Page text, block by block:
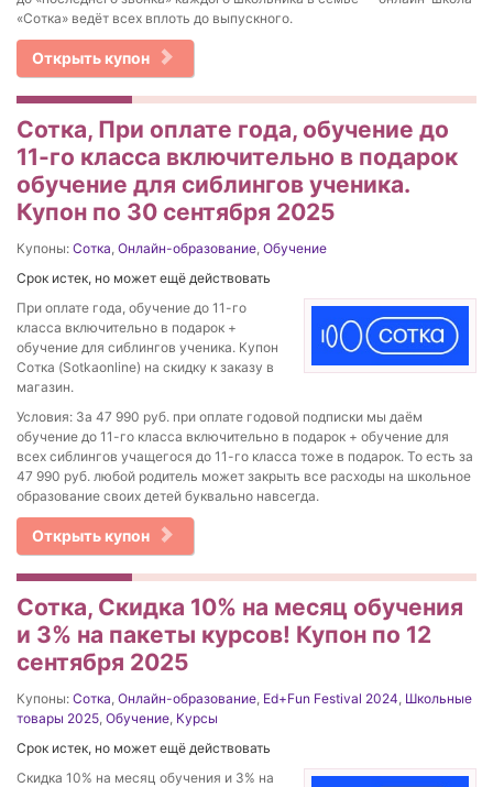
«Сотка» ведёт всех вплоть до выпускного.
Открыть купон
Сотка, При оплате года, обучение до
11-го класса включительно в подарок
обучение для сиблингов ученика.
Купон по 30 сентября 2025
Купоны: Сотка Онлайн-образование Обучение
Срок истек, но может ещё действовать
При оплате года, обучение до 11-го
класса включительно в подарок +
обучение для сиблингов ученика. Купон
Сотка (Sotkaonline) на скидку к заказу в
магазин.
Условия: За 47 990 руб. при оплате годовой подписки мы даём
обучение до 11-го класса включительно в подарок + обучение для
всех сиблингов учащегося до 11-го класса тоже в подарок. То есть за
47 990 руб. любой родитель может закрыть все расходы на школьное
образование своих детей буквально навсегда.
Открыть купон
Сотка, Скидка 10% на месяц обучения
и 3% на пакеты курсов! Купон по 12
сентября 2025
Купоны: Сотка Онлайн-образование Ed+Fun Festival 2024 Школьные
товары 2025 Обучение Курсы
Срок истек, но может ещё действовать
Скидка 10% на месяц обучения и 3% на